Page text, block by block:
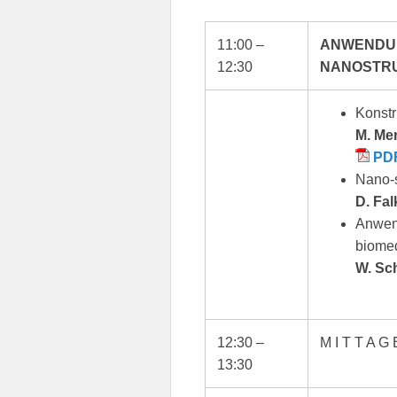
11:00 –
12:30
M.
D.
W.
12:30 –
13:30
M I T T A G